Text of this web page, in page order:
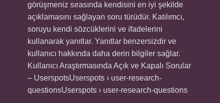
görüşmeniz sırasında kendisini en iyi şekilde
açıklamasını sağlayan soru türüdür. Katılımcı,
soruyu kendi sözcüklerini ve ifadelerini
kullanarak yanıtlar. Yanıtlar benzersizdir ve
kullanıcı hakkında daha derin bilgiler sağlar.
Kullanıcı Araştırmasında Açık ve Kapalı Sorular
– UserspotsUserspots › user-research-
questionsUserspots › user-research-questions